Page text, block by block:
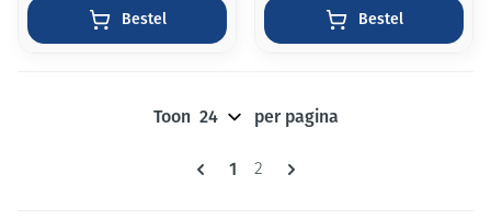
Bestel Bestel
Pagina's
U lees momenteel pagina
1 Pagina
2
Toon per pagina